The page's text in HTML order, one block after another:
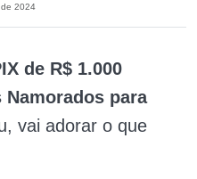
2024
de R$ 1.000
para
vai adorar o que